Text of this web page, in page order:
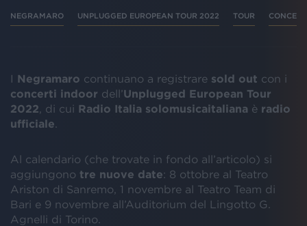
NEGRAMARO UNPLUGGED EUROPEAN TOUR 2022 TOUR
I Negramaro continuano a registrare sold out con i
concerti indoor dell’Unplugged European Tour
2022 , di cui Radio Italia solomusicaitaliana è radio
ufficiale
Al calendario (che trovate in fondo all’articolo) si
aggiungono tre nuove date: 8 ottobre al Teatro
Ariston di Sanremo, 1 novembre al Teatro Team di
Bari e 9 novembre all’Auditorium del Lingotto G.
Agnelli di Torino.